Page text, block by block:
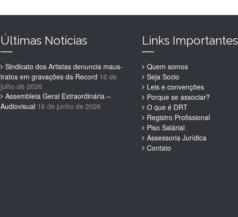
Últimas Notícias
Sindicato dos Artistas denuncia maus-
tratos em gravações da Record 16 de
julho de 2026
Assembleia Geral Extraordinária –
Audiovisual 16 de junho de 2026
Links Importantes
Quem somos
Seja Socio
Leis e convenções
Porque se associar?
O que é DRT
Registro Profissional
Piso Salárial
Assessoria Jurídica
Contato